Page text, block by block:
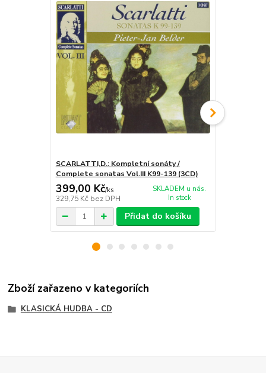
SCARLATTI,D.: Kompletní sonáty /
Complete sonatas Vol.III K99-139 (3CD)
399,00 Kč/ks
329,75 Kč bez DPH
SKLADEM u nás.
In stock
Přidat do košíku
Zboží zařazeno v kategoriích
KLASICKÁ HUDBA - CD